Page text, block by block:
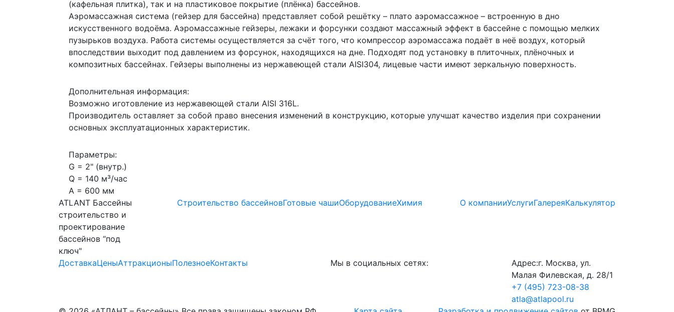
(кафельная плитка), так и на пластиковое покрытие (плёнка) бассейнов.
Аэромассажная система (гейзер для бассейна) представляет собой решётку – плато аэромассажное – встроенную в дно
искусственного водоёма. Аэромассажные гейзеры, лежаки и форсунки создают массажный эффект в бассейне с помощью мелких
пузырьков воздуха. Работа системы осуществляется за счёт того, что компрессор аэромассажа подаёт в неё воздух, который
впоследствии выходит под давлением из форсунок, находящихся на дне. Подходят под установку в плиточных, плёночных и
композитных бассейнах. Гейзеры выполнены из нержавеющей стали AISI304, лицевые части имеют зеркальную поверхность.
Дополнительная информация:
Возможно иготовление из нержавеющей стали AISI 316L.
Производитель оставляет за собой право внесения изменений в конструкцию, которые улучшат качество изделия при сохранении
основных эксплуатационных характеристик.
Параметры:
G = 2" (внутр.)
Q = 140 м³/час
А = 600 мм
ATLANT Бассейны
строительство и
проектирование
бассейнов “под
ключ"
Строительство бассейновГотовые чашиОборудованиеХимия О компанииУслугиГалереяКалькулятор
ДоставкаЦеныАттракционыПолезноеКонтакты Мы в социальных сетях: Адрес:г. Москва, ул.
Малая Филевская, д. 28/1
+7 (495) 723-08-38
atla@atlapool.ru